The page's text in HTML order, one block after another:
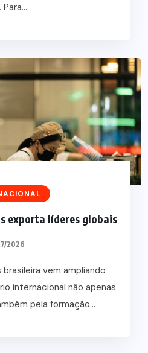
exporta líderes globais
2026
vem ampliando
internacional não apenas
pela formação...